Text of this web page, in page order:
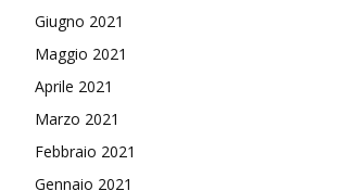
Giugno 2021
Maggio 2021
Aprile 2021
Marzo 2021
Febbraio 2021
Gennaio 2021